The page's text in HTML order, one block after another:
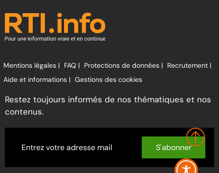
Mentions légales | FAQ | Protections de données | Recrutement |
Aide et informations | Gestions des cookies
Restez toujours informés de nos thématiques et nos
contenus.
S'abonner